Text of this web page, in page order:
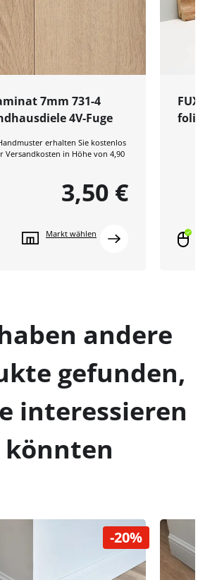
7mm 731-4
4V-Fuge
erhalten Sie kostenlos
Versandkosten in Höhe von 4,90
3,50 €
Markt wählen
FUXX
foliert
andere
gefunden,
interessieren
könnten
-20%